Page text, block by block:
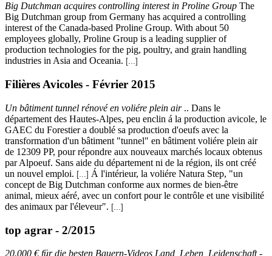
Big Dutchman acquires controlling interest in Proline Group The
Big Dutchman group from Germany has acquired a controlling
interest of the Canada-based Proline Group. With about 50
employees globally, Proline Group is a leading supplier of
production technologies for the pig, poultry, and grain handling
industries in Asia and Oceania. [...]
Filières Avicoles - Février 2015
Un bâtiment tunnel rénové en voliére plein air.. Dans le
département des Hautes-Alpes, peu enclin á la production avicole, le
GAEC du Forestier a doublé sa production d'oeufs avec la
transformation d'un bâtiment "tunnel" en bâtiment voliére plein air
de 12309 PP, pour répondre aux nouveaux marchés locaux obtenus
par Alpoeuf. Sans aide du département ni de la région, ils ont créé
un nouvel emploi. [...] Á l'intérieur, la voliére Natura Step, "un
concept de Big Dutchman conforme aux normes de bien-être
animal, mieux aéré, avec un confort pour le contrôle et une visibilité
des animaux par l'éleveur". [...]
top agrar - 2/2015
20.000 € für die besten Bauern-Videos Land, Leben, Leidenschaft -